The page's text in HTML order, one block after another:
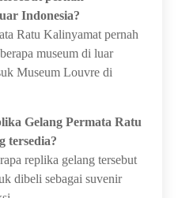
Indonesia?
Ratu Kalinyamat pernah
museum di luar
Museum Louvre di
Gelang Permata Ratu
tersedia?
replika gelang tersebut
dibeli sebagai suvenir